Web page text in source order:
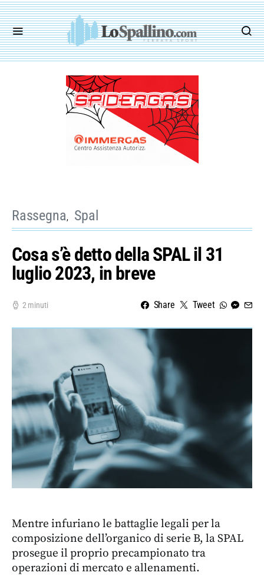
Rassegna Spal
Cosa s’è detto della SPAL il 31
luglio 2023, in breve
2 minuti Share Tweet
Mentre infuriano le battaglie legali per la
composizione dell’organico di serie B, la SPAL
prosegue il proprio precampionato tra
operazioni di mercato e allenamenti.